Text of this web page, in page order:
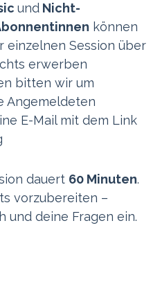
und Nicht-
können
einzelnen Session über
erwerben
bitten wir um
Angemeldeten
E-Mail mit dem Link
dauert 60 Minuten.
vorzubereiten –
und deine Fragen ein.